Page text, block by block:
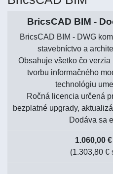
BricsCAD BIM -
BricsCAD BIM - DWG
stavebníctvo a
Obsahuje všetko čo
tvorbu informačného
technológiu
Ročná licencia určená
bezplatné upgrady,
Dodáva sa
1.060,00
(1.303,80 €